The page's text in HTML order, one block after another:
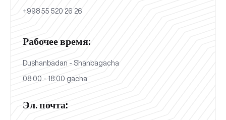
+998 55 520 26 26
Рабочее время:
Dushanbadan - Shanbagacha
08:00 - 18:00 gacha
Эл. почта: